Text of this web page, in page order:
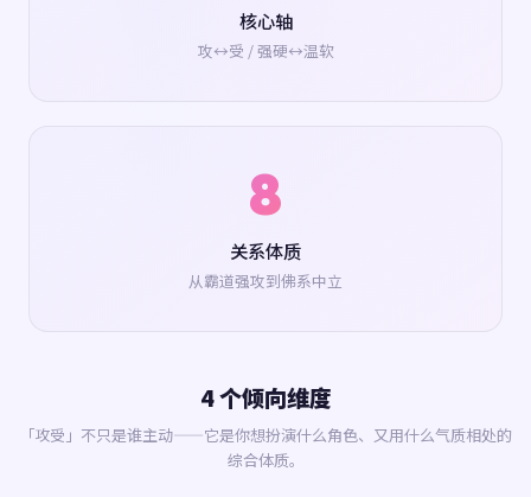
核心轴
攻↔受 / 强硬↔温软
8
关系体质
从霸道强攻到佛系中立
4 个倾向维度
「攻受」不只是谁主动——它是你想扮演什么角色、又用什么气质相处的
综合体质。